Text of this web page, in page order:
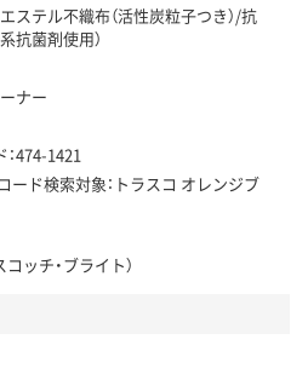
ステル不織布（活性炭粒子つき）/抗
抗菌剤使用）
ナー
474-1421
ード検索対象：トラスコ オレンジブ
ッチ・ブライト）